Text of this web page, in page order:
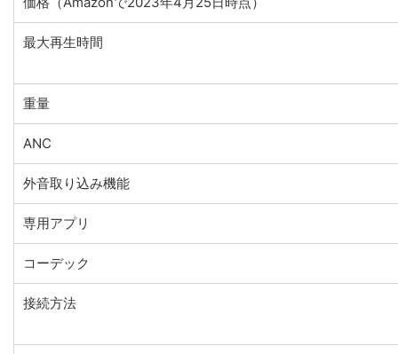
最大再生時間
重量
ANC
外音取り込み機能
専用アプリ
コーデック
接続方法